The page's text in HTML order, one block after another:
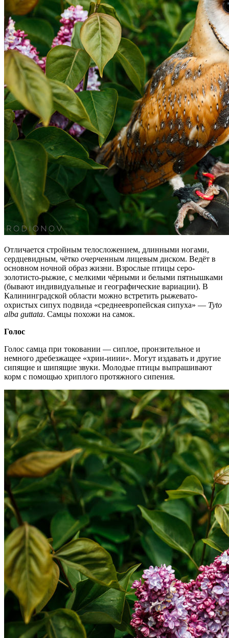
Отличается стройным телосложением, длинными ногами,
сердцевидным, чётко очерченным лицевым диском. Ведёт в
основном ночной образ жизни. Взрослые птицы серо-
золотисто-рыжие, с мелкими чёрными и белыми пятнышками
(бывают индивидуальные и географические вариации). В
Калининградской области можно встретить рыжевато-
охристых сипух подвида «среднеевропейская сипуха» — Tyto
alba guttata. Самцы похожи на самок.
Голос
Голос самца при токовании — сиплое, пронзительное и
немного дребезжащее «хрии-ииии». Могут издавать и другие
сипящие и шипящие звуки. Молодые птицы выпрашивают
корм с помощью хриплого протяжного сипения.